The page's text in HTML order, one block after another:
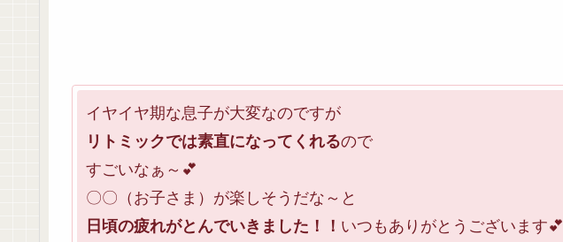
イヤイヤ期な息子が大変なのですが
リトミックでは素直になってくれるので
すごいなぁ～💕
〇〇（お子さま）が楽しそうだな～と
日頃の疲れがとんでいきました！！ いつもありがとうございます💕